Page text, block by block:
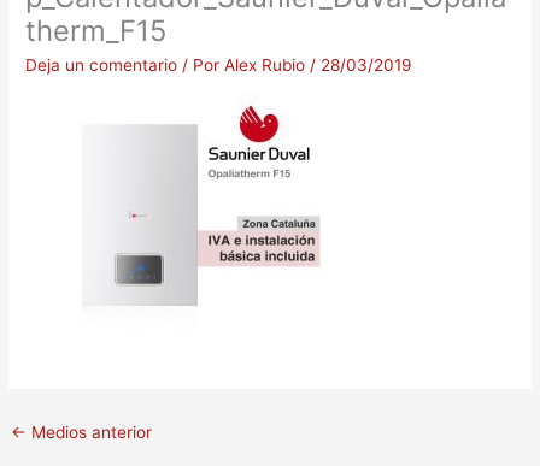
therm_F15
Deja un comentario / PorAlex Rubio / 28/03/2019
← Medios anterior